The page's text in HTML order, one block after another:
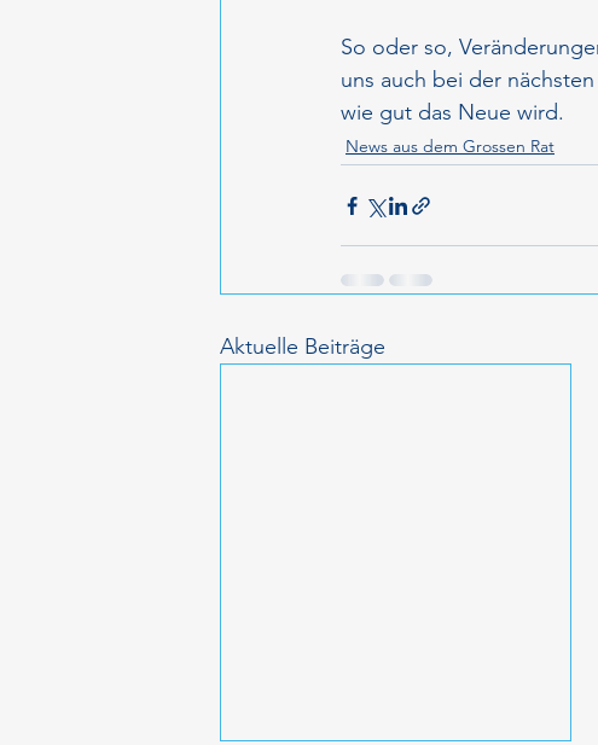
So oder so,
uns auch bei der
wie gut das Neue wird.
News aus dem Grossen Rat
Aktuelle Beiträge